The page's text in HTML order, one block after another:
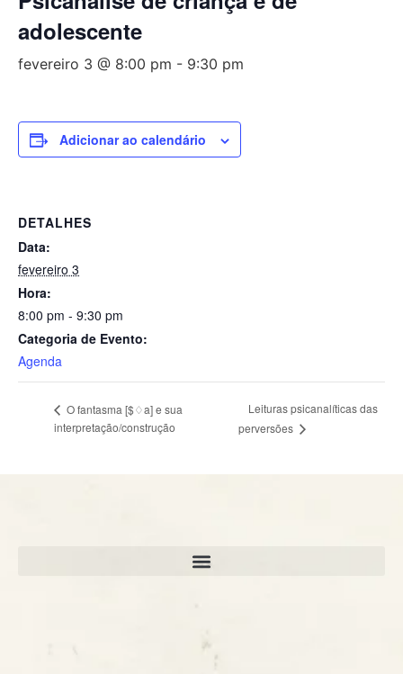
adolescente
fevereiro 3 @ 8:00 pm - 9:30 pm
Adicionar ao calendário
DETALHES
Data:
fevereiro 3
Hora:
8:00 pm - 9:30 pm
Categoria de Evento:
Agenda
O fantasma [$♢a] e sua
interpretação/construção
Leituras psicanalíticas das
perversões